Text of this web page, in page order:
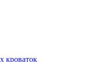
кроваток